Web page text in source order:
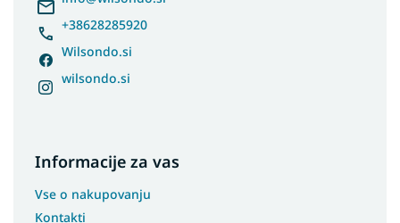
+38628285920
Wilsondo.si
wilsondo.si
Informacije za vas
Vse o nakupovanju
Kontakti